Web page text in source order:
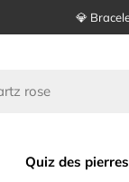
💎
Quiz des pierres